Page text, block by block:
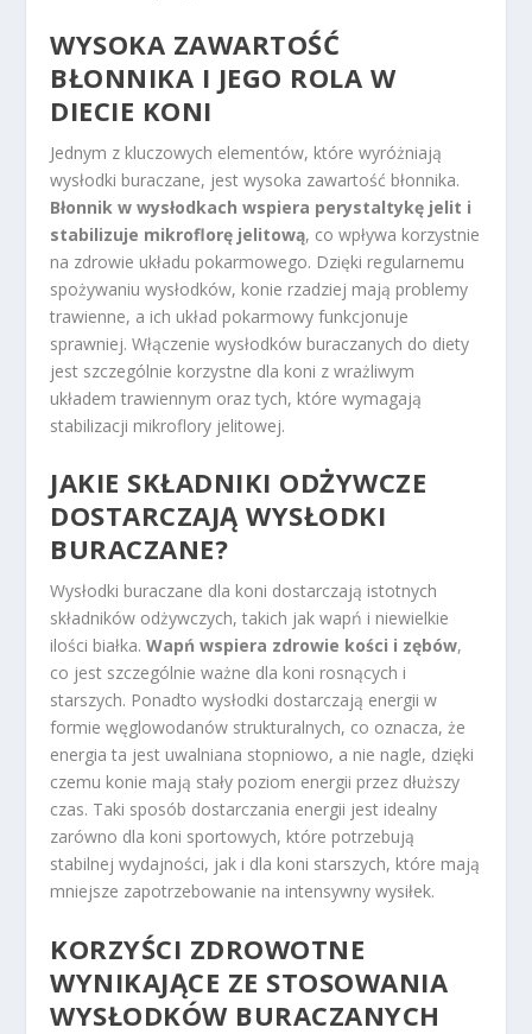
WYSOKA ZAWARTOŚĆ
BŁONNIKA I JEGO ROLA W
DIECIE KONI
Jednym z kluczowych elementów, które wyróżniają
wysłodki buraczane, jest wysoka zawartość błonnika.
Błonnik w wysłodkach wspiera perystaltykę jelit i
stabilizuje mikroflorę jelitową, co wpływa korzystnie
na zdrowie układu pokarmowego. Dzięki regularnemu
spożywaniu wysłodków, konie rzadziej mają problemy
trawienne, a ich układ pokarmowy funkcjonuje
sprawniej. Włączenie wysłodków buraczanych do diety
jest szczególnie korzystne dla koni z wrażliwym
układem trawiennym oraz tych, które wymagają
stabilizacji mikroflory jelitowej.
JAKIE SKŁADNIKI ODŻYWCZE
DOSTARCZAJĄ WYSŁODKI
BURACZANE?
Wysłodki buraczane dla koni dostarczają istotnych
składników odżywczych, takich jak wapń i niewielkie
ilości białka.Wapń wspiera zdrowie kości i zębów,
co jest szczególnie ważne dla koni rosnących i
starszych. Ponadto wysłodki dostarczają energii w
formie węglowodanów strukturalnych, co oznacza, że
energia ta jest uwalniana stopniowo, a nie nagle, dzięki
czemu konie mają stały poziom energii przez dłuższy
czas. Taki sposób dostarczania energii jest idealny
zarówno dla koni sportowych, które potrzebują
stabilnej wydajności, jak i dla koni starszych, które mają
mniejsze zapotrzebowanie na intensywny wysiłek.
KORZYŚCI ZDROWOTNE
WYNIKAJĄCE ZE STOSOWANIA
WYSŁODKÓW BURACZANYCH